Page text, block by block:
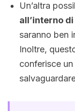
Un’altra
all’interno di
saranno ben
Inoltre,
conferisce